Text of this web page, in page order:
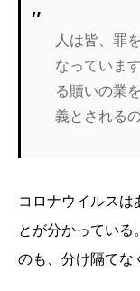
人は皆、罪
なっていま
る贖いの業
義とされる
コロナウイルスは
とが分かっている
のも、分け隔てな